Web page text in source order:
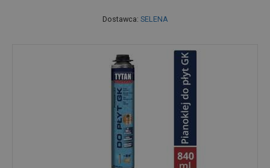
Dostawca: SELENA